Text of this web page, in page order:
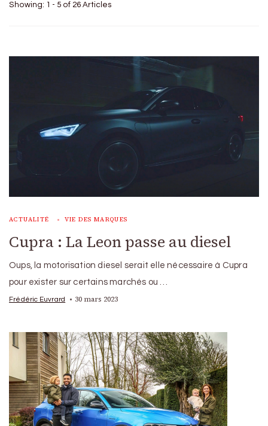
Showing: 1 - 5 of 26 Articles
ACTUALITÉ VIE DES MARQUES
Cupra : La Leon passe au diesel
Oups, la motorisation diesel serait elle nécessaire à Cupra
pour exister sur certains marchés ou …
Frédéric Euvrard 30 mars 2023